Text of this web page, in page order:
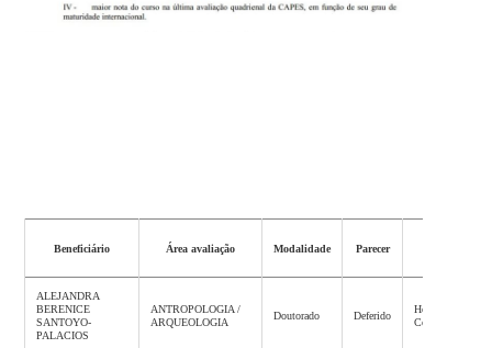
Beneficiário Área avaliação Modalidade Parecer
ALEJANDRA
BERENICE
SANTOYO-
PALACIOS
ANTROPOLOGIA /
ARQUEOLOGIA
Doutorado Deferido
Homologação
Concluída